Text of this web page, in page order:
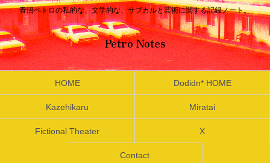
青沼ペトロの私的な、文学的な、サブカルと芸術に関する記録ノート。
Petro Notes
HOME Dodidn* HOME
Kazehikaru Miratai
Fictional Theater X
Contact